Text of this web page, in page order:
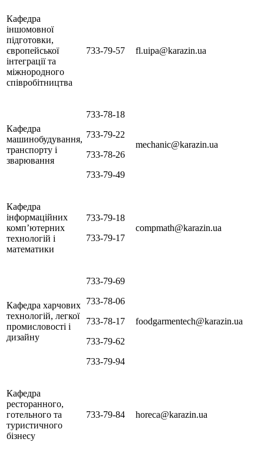
Кафедра
іншомовної
підготовки,
європейської
інтеграції та
міжнородного
співробітництва
733-79-57 fl.uipa@karazin.ua
Кафедра
машинобудування,
транспорту і
зварювання
733-78-18
733-79-22
733-78-26
733-79-49
mechanic@karazin.ua
Кафедра
інформаційних
комп’ютерних
технологій і
математики
733-79-18
733-79-17
compmath@karazin.ua
Кафедра харчових
технологій, легкої
промисловості і
дизайну
733-79-69
733-78-06
733-78-17
733-79-62
733-79-94
foodgarmentech@karazin.ua
Кафедра
ресторанного,
готельного та
туристичного
бізнесу
733-79-84 horeca@karazin.ua